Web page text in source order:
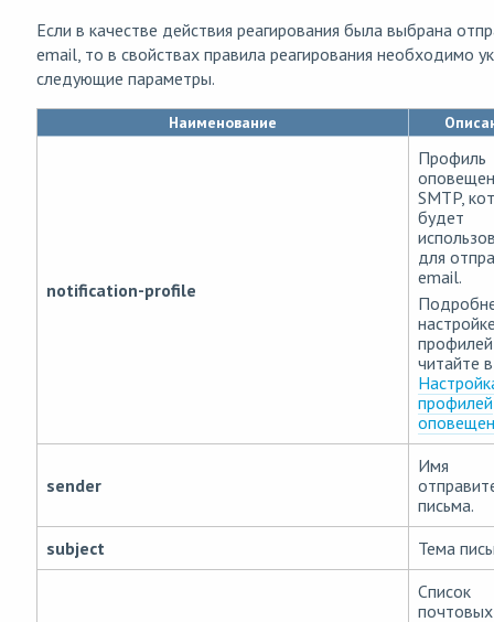
Если в качестве действия реагирования была выбрана
email, то в свойствах правила реагирования необходимо
следующие параметры.
Наименование
notification-profile
Профиль
SMTP,
будет
для
email.
читайте
профилей
sender
Имя
письма.
subject
Тема
Список
почтовых